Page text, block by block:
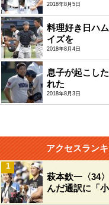
2018年8月5日
料理好き日ハ
イズを
2018年8月4日
息子が起こし
れた
2018年8月3日
アクセスラン
萩本欽一〈34
んだ通訳に「
1